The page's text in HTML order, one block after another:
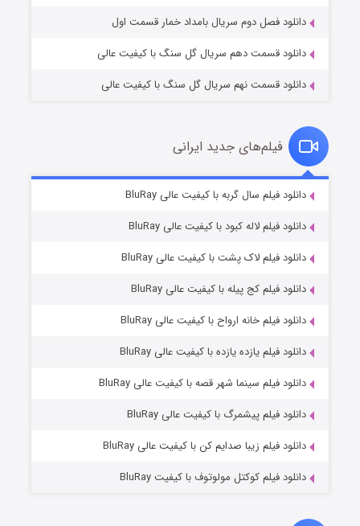
قسمت۷ (زیرنویس) منتشر شد
دانلود فصل دوم سریال بامداد خمار قسمت اول
دانلود قسمت دهم سریال گل سنگ با کیفیت عالی
دانلود قسمت نهم سریال گل سنگ با کیفیت عالی
فیلم‌های جدید ایرانی
دانلود فیلم سال گربه با کیفیت عالی BluRay
دانلود فیلم لاله کبود با کیفیت عالی BluRay
دانلود فیلم لاک پشت با کیفیت عالی BluRay
دانلود فیلم کج‌ پیله با کیفیت عالی BluRay
دانلود فیلم خانه ارواح با کیفیت عالی BluRay
دانلود فیلم یازده یازده با کیفیت عالی BluRay
دانلود فیلم سینما شهر قصه با کیفیت عالی BluRay
دانلود فیلم پیشمرگ با کیفیت عالی BluRay
دانلود فیلم زیبا صدایم کن با کیفیت عالی BluRay
دانلود فیلم کوکتل مولوتوف با کیفیت BluRay